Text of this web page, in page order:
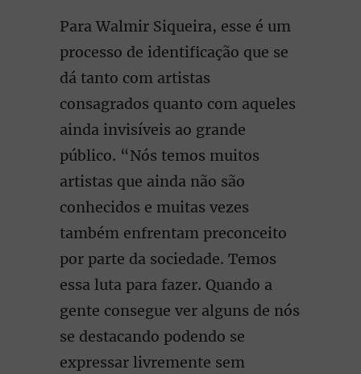
Para Walmir Siqueira, esse é um
processo de identificação que se
dá tanto com artistas
consagrados quanto com aqueles
ainda invisíveis ao grande
público. “Nós temos muitos
artistas que ainda não são
conhecidos e muitas vezes
também enfrentam preconceito
por parte da sociedade. Temos
essa luta para fazer. Quando a
gente consegue ver alguns de nós
se destacando podendo se
expressar livremente sem